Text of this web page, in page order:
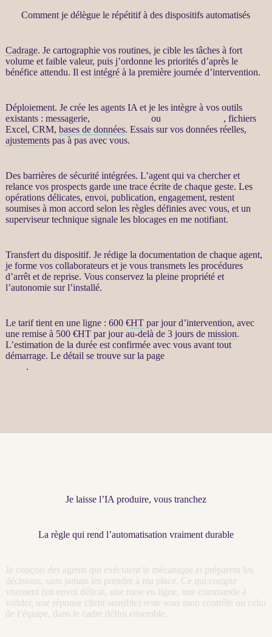
Comment je délègue le répétitif à des dispositifs automatisés
Cadrage. Je cartographie vos routines, je cible les tâches à fort
volume et faible valeur, puis j’ordonne les priorités d’après le
bénéfice attendu. Il est intégréà la première journée d’intervention.
Déploiement. Je crée les agents IA et je les intègre à vos outils
existants : messagerie,
ou
, fichiers
Excel, CRM, bases de données. Essais sur vos donnéesréelles,
ajustementspas à pas avec vous.
Des barrières de sécurité intégrées. L’agentqui va chercher et
relancevos prospectsgarde une trace écrite de chaque geste. Les
opérations délicates, envoi, publication, engagement, restent
soumises à mon accord selon les règles définies avec vous, et un
superviseur technique signale les blocages en me notifiant.
Transfertdu dispositif. Je rédige la documentation de chaque agent,
je forme vos collaborateurs et je vous transmets les procédures
d’arrêt et de reprise. Vous conservez la pleine propriété et
l’autonomie sur l’installé.
Le tarif tient en une ligne : 600 €HTpar jour d’intervention, avec
une remise à 500 €HTpar jour au-delà de 3 jours de mission.
L’estimation de la durée est confirmée avec vous avant tout
démarrage. Le détail se trouve sur la page
.
Je laisse l’IA produire, vous tranchez
La règle qui rend l’automatisation vraiment durable
Je conçois des agents qui exécutent le mécanique et préparent les
décisions, sans jamais les prendre à ma place. Ce qui compte
vraiment (un envoi délicat, une mise en ligne, une commande à
valider, une réponse client sensible) reste sous mon contrôle ou celui
de l’équipe, dans le cadre défini ensemble.